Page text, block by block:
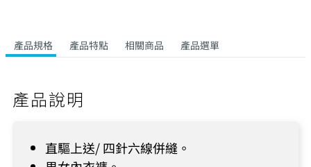
產品規格 產品特點 相關商品 產品選單
產品說明
直驅上送/ 四針六線併縫。